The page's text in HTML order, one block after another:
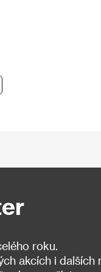
roku.
akcích i dalších